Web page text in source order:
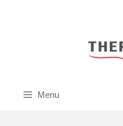
Menu